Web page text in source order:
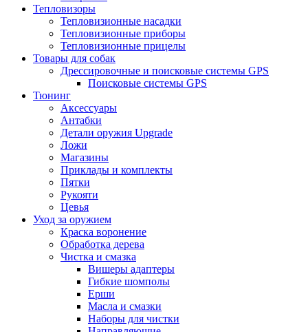
Тепловизоры
Тепловизионные насадки
Тепловизионные приборы
Тепловизионные прицелы
Товары для собак
Дрессировочные и поисковые системы GPS
Поисковые системы GPS
Тюнинг
Аксессуары
Антабки
Детали оружия Upgrade
Ложи
Магазины
Приклады и комплекты
Пятки
Рукояти
Цевья
Уход за оружием
Краска воронение
Обработка дерева
Чистка и смазка
Вишеры адаптеры
Гибкие шомполы
Ерши
Масла и смазки
Наборы для чистки